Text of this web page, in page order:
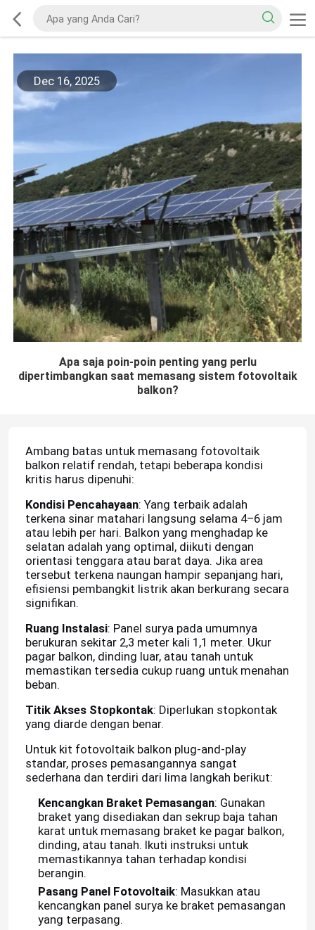
Dec 16, 2025
Apa saja poin-poin penting yang perlu
dipertimbangkan saat memasang sistem fotovoltaik
balkon?
Ambang batas untuk memasang fotovoltaik
balkon relatif rendah, tetapi beberapa kondisi
kritis harus dipenuhi:
Kondisi Pencahayaan: Yang terbaik adalah
terkena sinar matahari langsung selama 4–6 jam
atau lebih per hari. Balkon yang menghadap ke
selatan adalah yang optimal, diikuti dengan
orientasi tenggara atau barat daya. Jika area
tersebut terkena naungan hampir sepanjang hari,
efisiensi pembangkit listrik akan berkurang secara
signifikan.
Ruang Instalasi: Panel surya pada umumnya
berukuran sekitar 2,3 meter kali 1,1 meter. Ukur
pagar balkon, dinding luar, atau tanah untuk
memastikan tersedia cukup ruang untuk menahan
beban.
Titik Akses Stopkontak: Diperlukan stopkontak
yang diarde dengan benar.
Untuk kit fotovoltaik balkon plug-and-play
standar, proses pemasangannya sangat
sederhana dan terdiri dari lima langkah berikut:
Kencangkan Braket Pemasangan: Gunakan
braket yang disediakan dan sekrup baja tahan
karat untuk memasang braket ke pagar balkon,
dinding, atau tanah. Ikuti instruksi untuk
memastikannya tahan terhadap kondisi
berangin.
Pasang Panel Fotovoltaik: Masukkan atau
kencangkan panel surya ke braket pemasangan
yang terpasang.